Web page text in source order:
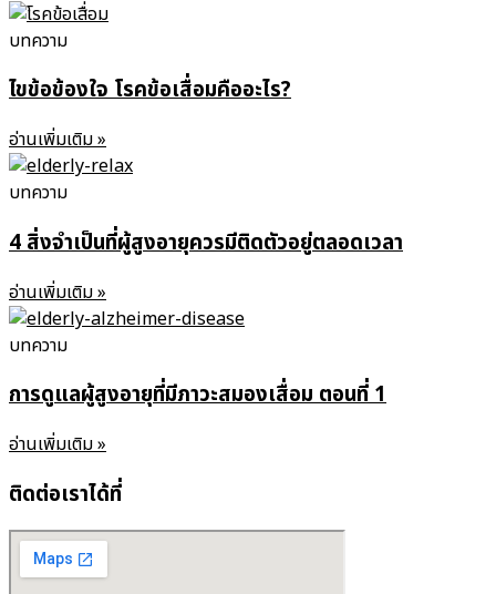
บทความ
ไขข้อข้องใจ โรคข้อเสื่อมคืออะไร?
อ่านเพิ่มเติม »
บทความ
4 สิ่งจำเป็นที่ผู้สูงอายุควรมีติดตัวอยู่ตลอดเวลา
อ่านเพิ่มเติม »
บทความ
การดูแลผู้สูงอายุที่มีภาวะสมองเสื่อม ตอนที่ 1
อ่านเพิ่มเติม »
ติดต่อเราได้ที่